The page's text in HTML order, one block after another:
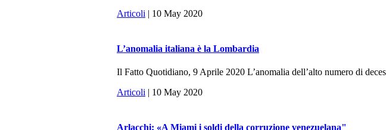
Articoli | 10 May 2020
L’anomalia italiana è la Lombardia
Il Fatto Quotidiano, 9 Aprile 2020 L’anomalia dell’alto numero di
Articoli | 10 May 2020
Arlacchi: «A Miami i soldi della corruzione venezuelana"